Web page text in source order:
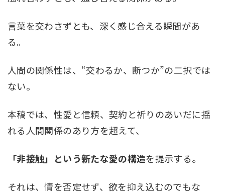
言葉を交わさずとも、深く感じ合える瞬間があ
る。
人間の関係性は、“交わるか、断つか”の二択では
ない。
本稿では、性愛と信頼、契約と祈りのあいだに揺
れる人間関係のあり方を超えて、
「非接触」という新たな愛の構造を提示する。
それは、情を否定せず、欲を抑え込むのでもな